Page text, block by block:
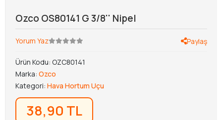
Ozco OS80141 G 3/8'' Nipel
Yorum Yaz Paylaş
Ürün Kodu: OZC80141
Marka: Ozco
Kategori: Hava Hortum Uçu
38,90 TL